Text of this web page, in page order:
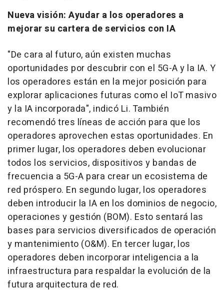
Nueva visión: Ayudar a los operadores a
mejorar su cartera de servicios con IA
"De cara al futuro, aún existen muchas
oportunidades por descubrir con el 5G-A y la IA. Y
los operadores están en la mejor posición para
explorar aplicaciones futuras como el IoT masivo
y la IA incorporada", indicó Li. También
recomendó tres líneas de acción para que los
operadores aprovechen estas oportunidades. En
primer lugar, los operadores deben evolucionar
todos los servicios, dispositivos y bandas de
frecuencia a 5G-A para crear un ecosistema de
red próspero. En segundo lugar, los operadores
deben introducir la IA en los dominios de negocio,
operaciones y gestión (BOM). Esto sentará las
bases para servicios diversificados de operación
y mantenimiento (O&M). En tercer lugar, los
operadores deben incorporar inteligencia a la
infraestructura para respaldar la evolución de la
futura arquitectura de red.